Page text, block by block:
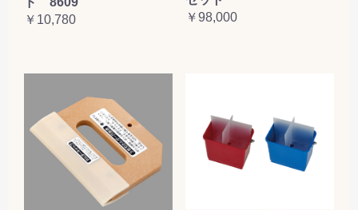
￥10,780
￥98,000